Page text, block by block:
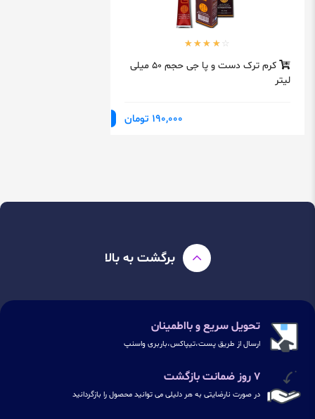
کرم ترک دست و پا جی حجم 50 میلی
لیتر
190,000 تومان
برگشت به بالا
تحویل سریع و بااطمینان
ارسال از طریق پست،تیپاکس،باربری واسنپ
۷ روز ضمانت بازگشت
در صورت نارضایتی به هر دلیلی می توانید محصول را بازگردانید